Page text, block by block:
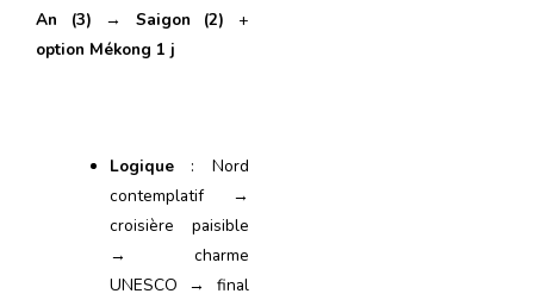
An (3) → Saigon (2) +
option Mékong 1 j
Logique: Nord
contemplatif →
croisière paisible
→ charme
UNESCO → final